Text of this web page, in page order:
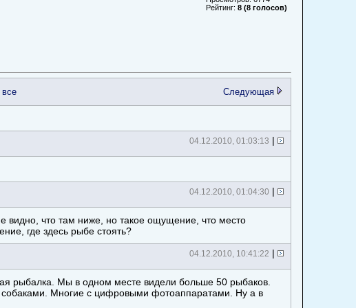
Рейтинг: 8 (8 голосов)
все Следующая
04.12.2010, 01:03:13 |
04.12.2010, 01:04:30 |
видно, что там ниже, но такое ощущение, что место
где здесь рыбе стоять?
04.12.2010, 10:41:22 |
рыбалка. Мы в одном месте видели больше 50 рыбаков.
Многие с цифровыми фотоаппаратами. Ну а в